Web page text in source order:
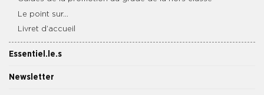
Le point sur…
Livret d’accueil
Essentiel.le.s
Newsletter